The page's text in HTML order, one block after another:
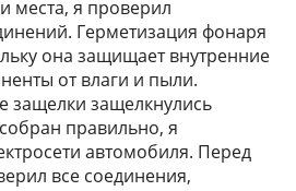
места, я проверил
Герметизация фонаря
она защищает внутренние
от влаги и пыли.
защелки защелкнулись
правильно, я
автомобиля. Перед
все соединения,